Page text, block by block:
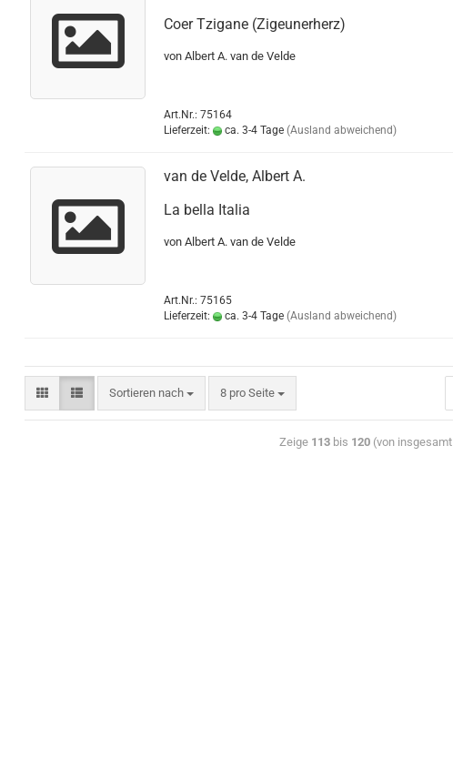
Coer Tzigane (Zigeunerherz)
von Albert A. van de Velde
Art.Nr.: 75164
Lieferzeit:
ca. 3-4 Tage (Ausland abweichend)
van de Velde, Albert A.
La bella Italia
von Albert A. van de Velde
Art.Nr.: 75165
Lieferzeit:
ca. 3-4 Tage (Ausland abweichend)
Sortieren nach 8 pro Seite
Zeige 113 bis 120 (von insgesamt